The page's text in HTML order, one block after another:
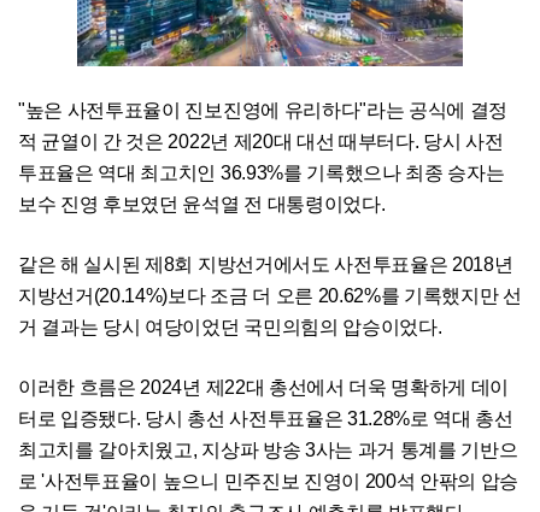
"높은 사전투표율이 진보진영에 유리하다"라는 공식에 결정
적 균열이 간 것은 2022년 제20대 대선 때부터다. 당시 사전
투표율은 역대 최고치인 36.93%를 기록했으나 최종 승자는
보수 진영 후보였던 윤석열 전 대통령이었다.
같은 해 실시된 제8회 지방선거에서도 사전투표율은 2018년
지방선거(20.14%)보다 조금 더 오른 20.62%를 기록했지만 선
거 결과는 당시 여당이었던 국민의힘의 압승이었다.
이러한 흐름은 2024년 제22대 총선에서 더욱 명확하게 데이
터로 입증됐다. 당시 총선 사전투표율은 31.28%로 역대 총선
최고치를 갈아치웠고, 지상파 방송 3사는 과거 통계를 기반으
로 '사전투표율이 높으니 민주진보 진영이 200석 안팎의 압승